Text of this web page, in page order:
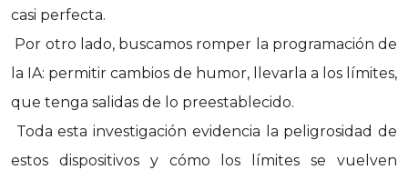
casi perfecta.
Por otro lado, buscamos romper la programación de
la IA: permitir cambios de humor, llevarla a los límites,
que tenga salidas de lo preestablecido.
Toda esta investigación evidencia la peligrosidad de
estos dispositivos y cómo los límites se vuelven